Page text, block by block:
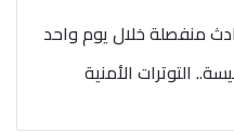
التوترات الأمنية